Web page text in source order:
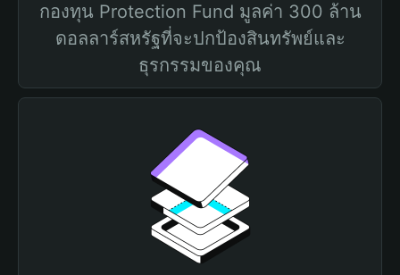
กองทุน Protection Fund มูลค่า 300 ล้าน
ดอลลาร์สหรัฐที่จะปกป้องสินทรัพย์และ
ธุรกรรมของคุณ